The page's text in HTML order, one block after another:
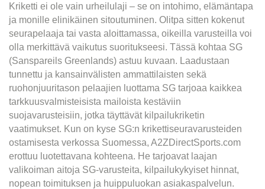
Kriketti ei ole vain urheilulaji – se on intohimo, elämäntapa
ja monille elinikäinen sitoutuminen. Olitpa sitten kokenut
seurapelaaja tai vasta aloittamassa, oikeilla varusteilla voi
olla merkittävä vaikutus suoritukseesi. Tässä kohtaa SG
(Sanspareils Greenlands) astuu kuvaan. Laadustaan ​​
tunnettu ja kansainvälisten ammattilaisten sekä
ruohonjuuritason pelaajien luottama SG tarjoaa kaikkea
tarkkuusvalmisteisista mailoista kestäviin
suojavarusteisiin, jotka täyttävät kilpailukriketin
vaatimukset. Kun on kyse SG:n krikettiseuravarusteiden
ostamisesta verkossa Suomessa, A2ZDirectSports.com
erottuu luotettavana kohteena. He tarjoavat laajan
valikoiman aitoja SG-varusteita, kilpailukykyiset hinnat,
nopean toimituksen ja huippuluokan asiakaspalvelun.